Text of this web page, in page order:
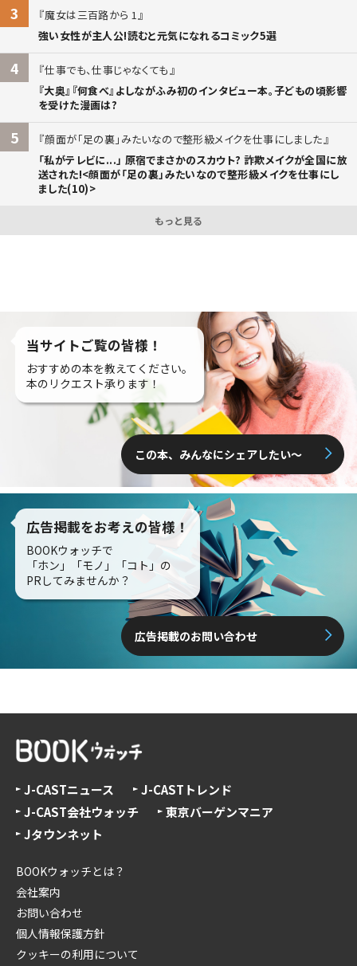
3
魔女は三百路から 1
強い女性が主人公!読むと元気になれるコミック5選
4
仕事でも、仕事じゃなくても
『大奥』『何食べ』よしながふみ初のインタビュー本。子どもの頃影響
を受けた漫画は?
5
顔面が「足の裏」みたいなので整形級メイクを仕事にしました
「私がテレビに...」 原宿でまさかのスカウト? 詐欺メイクが全国に放
送された!<顔面が「足の裏」みたいなので整形級メイクを仕事にし
ました(10)>
もっと見る
当サイトご覧の皆様！
おすすめの本を教えてください。
本のリクエスト承ります！
この本、みんなにシェアしたい〜
広告掲載をお考えの皆様！
BOOKウォッチで
「ホン」「モノ」「コト」の
PRしてみませんか？
広告掲載のお問い合わせ
J-CASTニュース
J-CASTトレンド
J-CAST会社ウォッチ
東京バーゲンマニア
Jタウンネット
BOOKウォッチとは？
会社案内
お問い合わせ
個人情報保護方針
クッキーの利用について